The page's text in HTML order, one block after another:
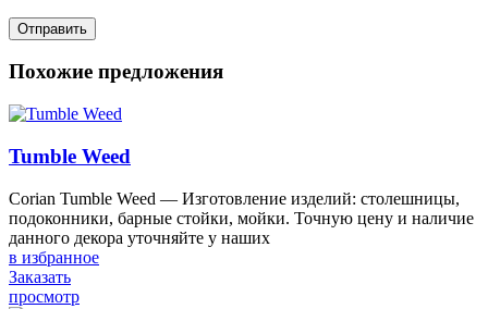
Похожие предложения
Tumble Weed
Corian Tumble Weed — Изготовление изделий: столешницы,
подоконники, барные стойки, мойки. Точную цену и наличие
данного декора уточняйте у наших
в избранное
Заказать
просмотр